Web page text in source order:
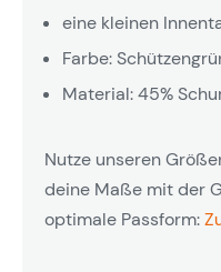
eine kleinen
Farbe:
Material: 45%
Nutze unseren
deine Maße mit der
optimale Passform: